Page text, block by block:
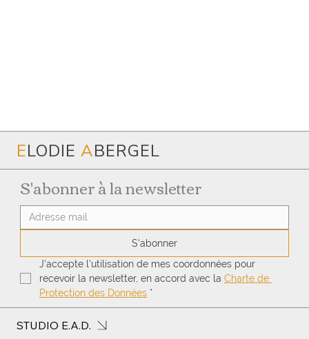
ELODIE ABERGEL
STUDIO E.A.D.
S'abonner à la newsletter
S'abonner
J'accepte l'utilisation de mes coordonnées pour
recevoir la newsletter, en accord avec la Charte de
Protection des Données *